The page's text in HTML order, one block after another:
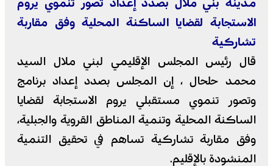
مدينة بني ملال بصدد إعداد تصور تنموي يروم
الاستجابة لقضايا الساكنة المحلية وفق مقاربة
تشاركية
قال رئيس المجلس الإقليمي لبني ملال السيد
محمد حلحال ، إن المجلس بصدد إعداد برنامج
وتصور تنموي مستقبلي يروم الاستجابة لقضايا
الساكنة المحلية وتنمية المناطق القروية والجبلية،
وفق مقاربة تشاركية تساهم في تحقيق التنمية
المنشودة بالإقليم.